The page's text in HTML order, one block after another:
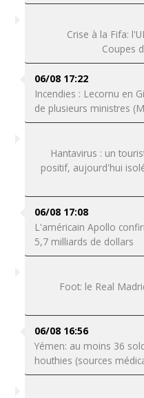
Crise à la Fifa:
Coupes
06/08 17:22
Incendies : Lecornu en
de plusieurs ministres
Hantavirus : un
positif, aujourd'hui
06/08 17:08
L'américain Apollo
5,7 milliards de dollars
Foot: le Real
06/08 16:56
Yémen: au moins 36
houthies (sources